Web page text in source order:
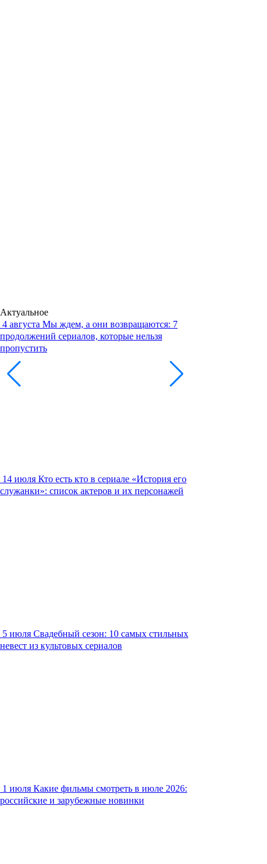
Актуальное
4 августа Мы ждем, а они возвращаются: 7
продолжений сериалов, которые нельзя
пропустить
14 июля Кто есть кто в сериале «История его
служанки»: список актеров и их персонажей
5 июля Свадебный сезон: 10 самых стильных
невест из культовых сериалов
1 июля Какие фильмы смотреть в июле 2026:
российские и зарубежные новинки